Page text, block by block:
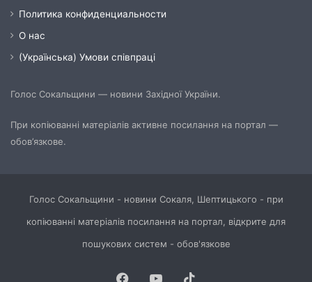
Политика конфиденциальности
О нас
(Українська) Умови співпраці
Голос Сокальщини — новини Західної України.
При копіюванні матеріалів активне посилання на портал —
обов’язкове.
Голос Сокальщини - новини Сокаля, Шептицького - при
копіюванні матеріалів посилання на портал, відкрите для
пошукових систем - обов'язкове
Facebook
YouTube